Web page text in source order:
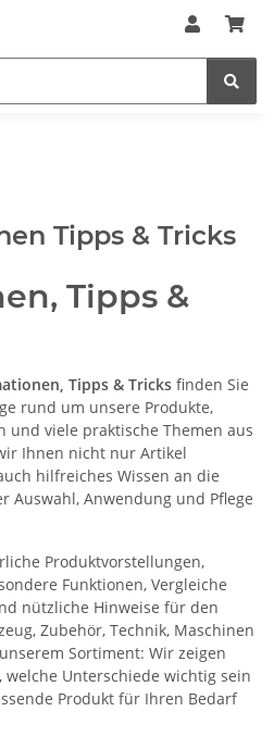
Tipps & Tricks
Tipps &
Tipps & Tricks finden Sie
rund um unsere Produkte,
und viele praktische Themen aus
Ihnen nicht nur Artikel
hilfreiches Wissen an die
Auswahl, Anwendung und Pflege
Produktvorstellungen,
Funktionen, Vergleiche
nützliche Hinweise für den
Zubehör, Technik, Maschinen
Sortiment: Wir zeigen
Unterschiede wichtig sein
Produkt für Ihren Bedarf